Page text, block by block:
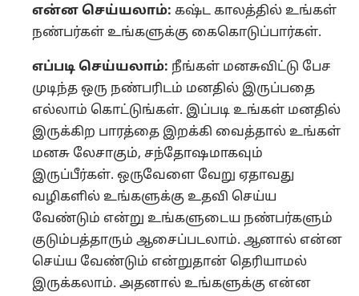
என்ன செய்யலாம்: கஷ்ட காலத்தில் உங்கள்
நண்பர்கள் உங்களுக்கு கைகொடுப்பார்கள்.
எப்படி செய்யலாம்: நீங்கள் மனசுவிட்டு பேச
முடிந்த ஒரு நண்பரிடம் மனதில் இருப்பதை
எல்லாம் கொட்டுங்கள். இப்படி உங்கள் மனதில்
இருக்கிற பாரத்தை இறக்கி வைத்தால் உங்கள்
மனசு லேசாகும், சந்தோஷமாகவும்
இருப்பீர்கள். ஒருவேளை வேறு ஏதாவது
வழிகளில் உங்களுக்கு உதவி செய்ய
வேண்டும் என்று உங்களுடைய நண்பர்களும்
குடும்பத்தாரும் ஆசைப்படலாம். ஆனால் என்ன
செய்ய வேண்டும் என்றுதான் தெரியாமல்
இருக்கலாம். அதனால் உங்களுக்கு என்ன